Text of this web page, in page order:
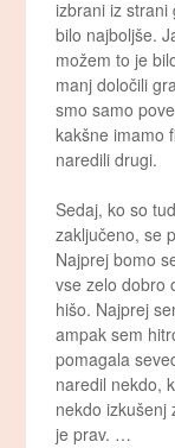
izbrani iz strani
bilo najboljše.
možem to je
manj določili
smo samo
kakšne imamo
naredili drugi.
Sedaj, ko so
zaključeno, se
Najprej bomo
vse zelo dobro
hišo. Najprej
ampak sem
pomagala
naredil nekdo,
nekdo izkušenj
je prav. …